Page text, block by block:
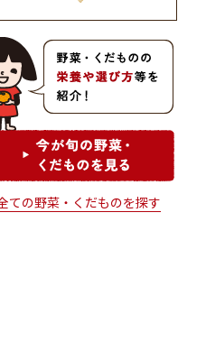
フレッシュ・モア 西明石店
ての野菜・くだものを探す